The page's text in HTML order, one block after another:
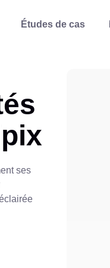
Études de cas
ses